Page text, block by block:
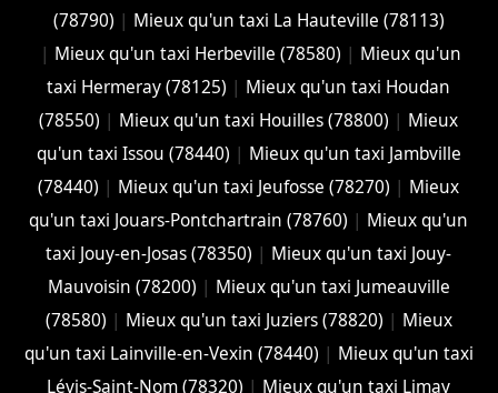
(78790) | Mieux qu'un taxi La Hauteville (78113)
| Mieux qu'un taxi Herbeville (78580) | Mieux qu'un
taxi Hermeray (78125) | Mieux qu'un taxi Houdan
(78550) | Mieux qu'un taxi Houilles (78800) | Mieux
qu'un taxi Issou (78440) | Mieux qu'un taxi Jambville
(78440) | Mieux qu'un taxi Jeufosse (78270) | Mieux
qu'un taxi Jouars-Pontchartrain (78760) | Mieux qu'un
taxi Jouy-en-Josas (78350) | Mieux qu'un taxi Jouy-
Mauvoisin (78200) | Mieux qu'un taxi Jumeauville
(78580) | Mieux qu'un taxi Juziers (78820) | Mieux
qu'un taxi Lainville-en-Vexin (78440) | Mieux qu'un taxi
Lévis-Saint-Nom (78320) | Mieux qu'un taxi Limay